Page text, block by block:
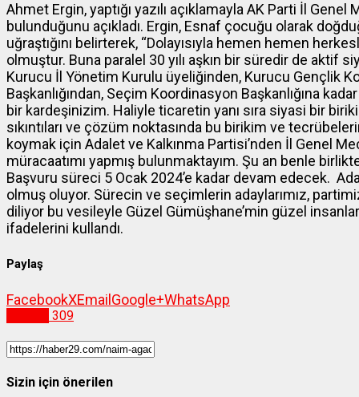
Ahmet Ergin, yaptığı yazılı açıklamayla AK Parti İl
bulunduğunu açıkladı. Ergin, Esnaf çocuğu olarak
uğraştığını belirterek, “Dolayısıyla hemen hemen
olmuştur. Buna paralel 30 yılı aşkın bir süredir de aktif
Kurucu İl Yönetim Kurulu üyeliğinden, Kurucu Gençlik
Başkanlığından, Seçim Koordinasyon Başkanlığına
bir kardeşinizim. Haliyle ticaretin yanı sıra siyasi bir
sıkıntıları ve çözüm noktasında bu birikim ve
koymak için Adalet ve Kalkınma Partisi’nden İl Genel
müracaatımı yapmış bulunmaktayım. Şu an benle
Başvuru süreci 5 Ocak 2024’e kadar devam edecek.
olmuş oluyor. Sürecin ve seçimlerin adaylarımız,
diliyor bu vesileyle Güzel Gümüşhane’min güzel
ifadelerini kullandı.
Paylaş
FacebookXEmail Google+WhatsApp
309
Sizin için önerilen